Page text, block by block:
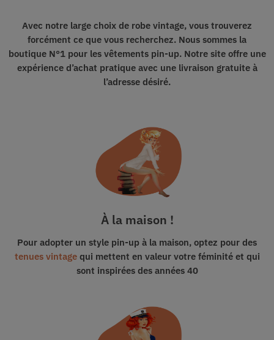
Avec notre large choix de robe vintage, vous trouverez
forcément ce que vous recherchez. Nous sommes la
boutique N°1pour les vêtements pin-up.Notre site offre une
expérience d’achat pratique avec une livraison gratuiteà
l’adresse désiré.
À la maison !
Pour adopter un style pin-up à la maison, optez pour des
tenues vintagequi mettent en valeur votre féminité et qui
sont inspirées des années 40